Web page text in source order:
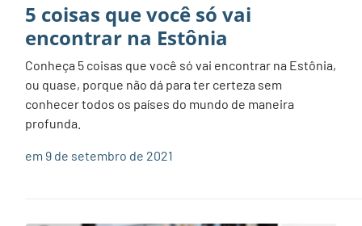
5 coisas que você só vai
encontrar na Estônia
Conheça 5 coisas que você só vai encontrar na Estônia,
ou quase, porque não dá para ter certeza sem
conhecer todos os países do mundo de maneira
profunda.
em 9 de setembro de 2021